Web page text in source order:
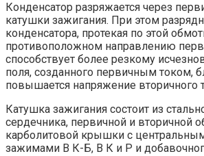
Конденсатор разряжается через
катушки зажигания. При этом
конденсатора, протекая по этой
противоположном направлению
способствует более резкому
поля, созданного первичным током,
повышается напряжение вторичного
Катушка зажигания состоит из
сердечника, первичной и вторичной
карболитовой крышки с
зажимами В К-Б, В К и Р и